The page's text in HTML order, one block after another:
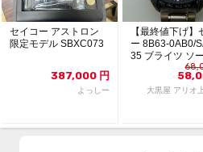
セイコー アストロン
限定モデル SBXC073
387,000 円
よっしー
【最終値下げ】
ー 8B63-0AB0/
35 ブライツ ソ
大黒屋 アリオ